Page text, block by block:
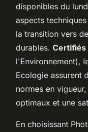
disponibles du
aspects
la transition vers
durables. Certifiés
l'Environnement),
Ecologie assurent
normes en
optimaux et une
En choisissant